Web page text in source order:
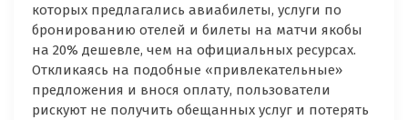
которых предлагались авиабилеты, услуги по
бронированию отелей и билеты на матчи якобы
на 20% дешевле, чем на официальных ресурсах.
Откликаясь на подобные «привлекательные»
предложения и внося оплату, пользователи
рискуют не получить обещанных услуг и потерять